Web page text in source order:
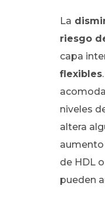
La
riesgo
capa
flexibles
niveles
altera
aumento
de HDL
pueden